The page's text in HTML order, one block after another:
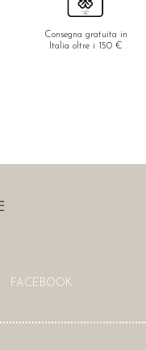
Consegna gratuita in
Italia oltre i 150 €
FACEBOOK